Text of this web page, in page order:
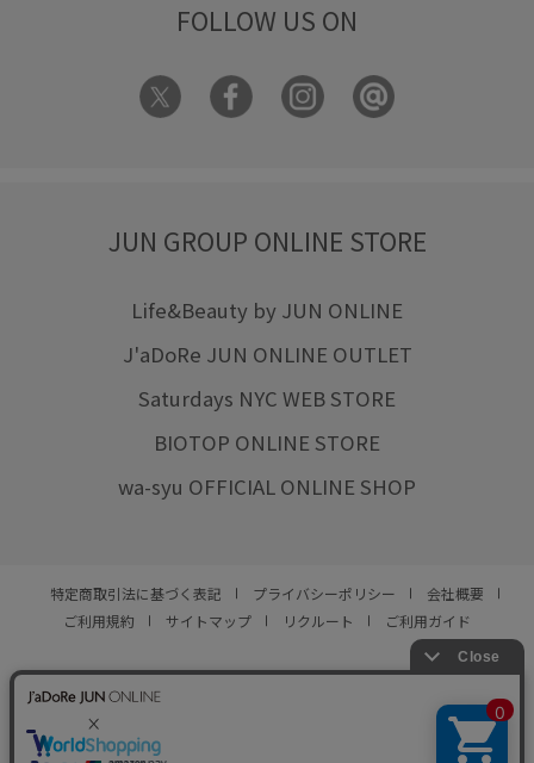
FOLLOW US ON
JUN GROUP ONLINE STORE
Life&Beauty by JUN ONLINE
J'aDoRe JUN ONLINE OUTLET
Saturdays NYC WEB STORE
BIOTOP ONLINE STORE
wa-syu OFFICIAL ONLINE SHOP
特定商取引法に基づく表記 プライバシーポリシー
会社概要
ご利用規約
サイトマップ リクルート ご利用ガイド
© JUN CO.,LTD. ALL RIGHTS RESERVED.